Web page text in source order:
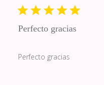
Perfecto gracias
Perfecto gracias